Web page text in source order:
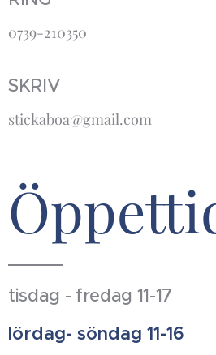
0739-210350
SKRIV
stickaboa@gmail.com
tisdag - fredag 11-17
lördag- söndag 11-16